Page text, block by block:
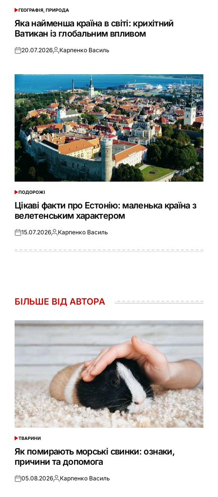
ОПУБЛІКУВАТИ
ГЕОГРАФІЯ, ПРИРОДА
Яка найменша країна в світі: крихітний
Ватикан із глобальним впливом
Оприлюднено
20.07.2026Опубліковано
Карпенко Василь
ОПУБЛІКУВАТИ
У
ПОДОРОЖІ
Цікаві факти про Естонію: маленька країна з
велетенським характером
Оприлюднено
15.07.2026Опубліковано
Карпенко Василь
БІЛЬШЕ ВІД АВТОРА
ОПУБЛІКУВАТИ
ТВАРИНИ
Як помирають морські свинки: ознаки,
причини та допомога
Оприлюднено
05.08.2026Опубліковано
Карпенко Василь